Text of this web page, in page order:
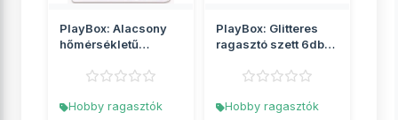
PlayBox: Alacsony
hőmérsékletű
Hobby ragasztók
PlayBox: Glitteres
ragasztó szett 6db-
Hobby ragasztók